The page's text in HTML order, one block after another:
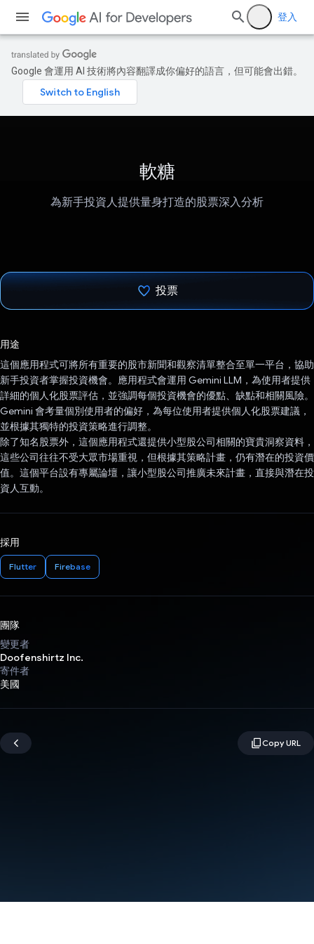
登入
Google 會運用 AI 技術將內容翻譯成你偏好的語言，但可能會出錯。
軟糖
為新手投資人提供量身打造的股票深入分析
投票
用途
這個應用程式可將所有重要的股市新聞和觀察清單整合至單一平台，協助
新手投資者掌握投資機會。應用程式會運用 Gemini LLM，為使用者提供
詳細的個人化股票評估，並強調每個投資機會的優點、缺點和相關風險。
Gemini 會考量個別使用者的偏好，為每位使用者提供個人化股票建議，
並根據其獨特的投資策略進行調整。
除了知名股票外，這個應用程式還提供小型股公司相關的寶貴洞察資料，
這些公司往往不受大眾市場重視，但根據其策略計畫，仍有潛在的投資價
值。這個平台設有專屬論壇，讓小型股公司推廣未來計畫，直接與潛在投
資人互動。
採用
Flutter Firebase
團隊
變更者
Doofenshirtz Inc.
寄件者
美國